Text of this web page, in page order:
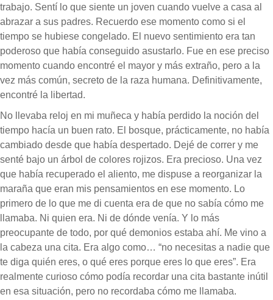
trabajo. Sentí lo que siente un joven cuando vuelve a casa al
abrazar a sus padres. Recuerdo ese momento como si el
tiempo se hubiese congelado. El nuevo sentimiento era tan
poderoso que había conseguido asustarlo. Fue en ese preciso
momento cuando encontré el mayor y más extraño, pero a la
vez más común, secreto de la raza humana. Definitivamente,
encontré la libertad.
No llevaba reloj en mi muñeca y había perdido la noción del
tiempo hacía un buen rato. El bosque, prácticamente, no había
cambiado desde que había despertado. Dejé de correr y me
senté bajo un árbol de colores rojizos. Era precioso. Una vez
que había recuperado el aliento, me dispuse a reorganizar la
maraña que eran mis pensamientos en ese momento. Lo
primero de lo que me di cuenta era de que no sabía cómo me
llamaba. Ni quien era. Ni de dónde venía. Y lo más
preocupante de todo, por qué demonios estaba ahí. Me vino a
la cabeza una cita. Era algo como… “no necesitas a nadie que
te diga quién eres, o qué eres porque eres lo que eres”. Era
realmente curioso cómo podía recordar una cita bastante inútil
en esa situación, pero no recordaba cómo me llamaba.